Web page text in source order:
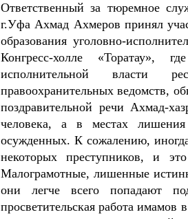
Ответственный за тюремное
г.Уфа Ахмад Ахмеров принял
образования уголовно-
Конгресс-холле «Торатау»,
исполнительной власти
правоохранительных ведомств,
поздравительной речи Ахмад-
человека, а в местах
осужденных. К сожалению, иногда
некоторых преступников, и
Малограмотные, лишенные
они легче всего попадают
просветительская работа